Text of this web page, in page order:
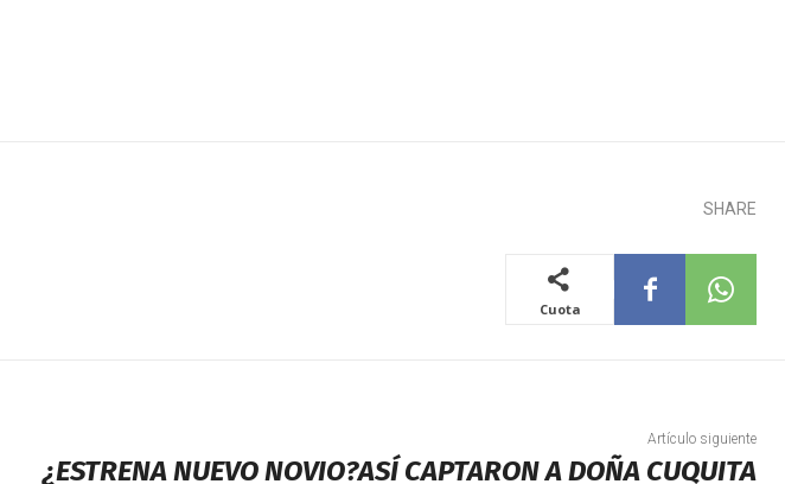
SHARE
Cuota
Artículo siguiente
¿ESTRENA NUEVO NOVIO?ASÍ CAPTARON A DOÑA CUQUITA